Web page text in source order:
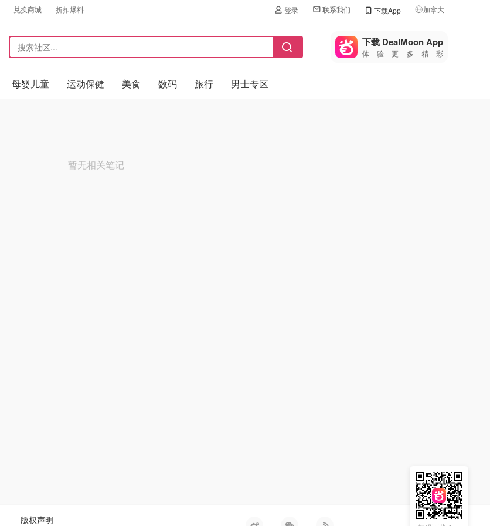
兑换商城 折扣爆料 登录 联系我们 下载App 加拿大
🇺🇸
美国
🇨🇳中国
下载 DealMoon App
体验更多精彩
母婴儿童 运动保健 美食 数码 旅行 男士专区
暂无相关笔记
版权声明